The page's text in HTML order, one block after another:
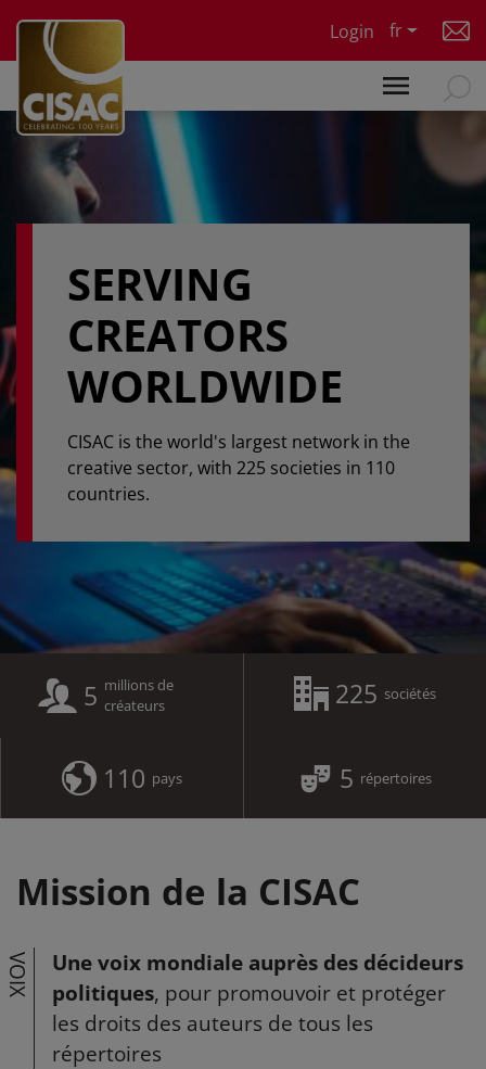
Login
fr
SERVING
CREATORS
WORLDWIDE
CISAC is the world's largest network in the
creative sector, with 225 societies in 110
countries.
5 millions de
créateurs
225 sociétés
110 pays 5 répertoires
Mission de la CISAC
VOIX
Une voix mondiale auprès des décideurs
politiques, pour promouvoir et protéger
les droits des auteurs de tous les
répertoires